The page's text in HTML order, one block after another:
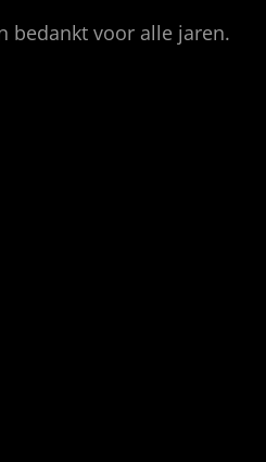
bedankt voor alle jaren.